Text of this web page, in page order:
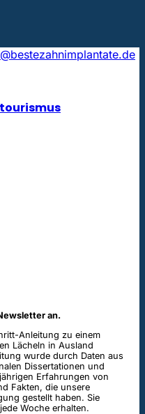
an.
Anleitung zu einem
Lächeln in Ausland
wurde durch Daten aus
Dissertationen und
Erfahrungen von
Fakten, die unsere
gestellt haben. Sie
Woche erhalten.